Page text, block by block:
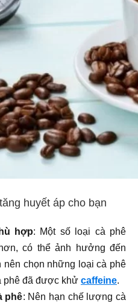
huyết áp cho bạn
hợp: Một số loại cà phê
có thể ảnh hưởng đến
nên chọn những loại cà phê
phê đã được khử caffeine.
phê: Nên hạn chế lượng cà